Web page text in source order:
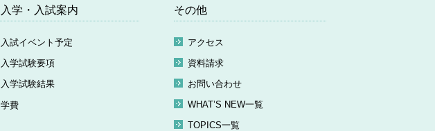
入学・入試案内
入試イベント予定
入学試験要項
入学試験結果
学費
その他
アクセス
資料請求
お問い合わせ
WHAT’S NEW一覧
TOPICS一覧